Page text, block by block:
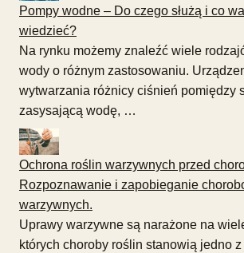
Pompy wodne – Do czego służą i co
wiedzieć?
Na rynku możemy znaleźć wiele
wody o różnym zastosowaniu.
wytwarzania różnicy ciśnień pomiędzy
zasysającą wodę, …
Ochrona roślin warzywnych przed
Rozpoznawanie i zapobieganie
warzywnych.
Uprawy warzywne są narażone na
których choroby roślin stanowią jedno